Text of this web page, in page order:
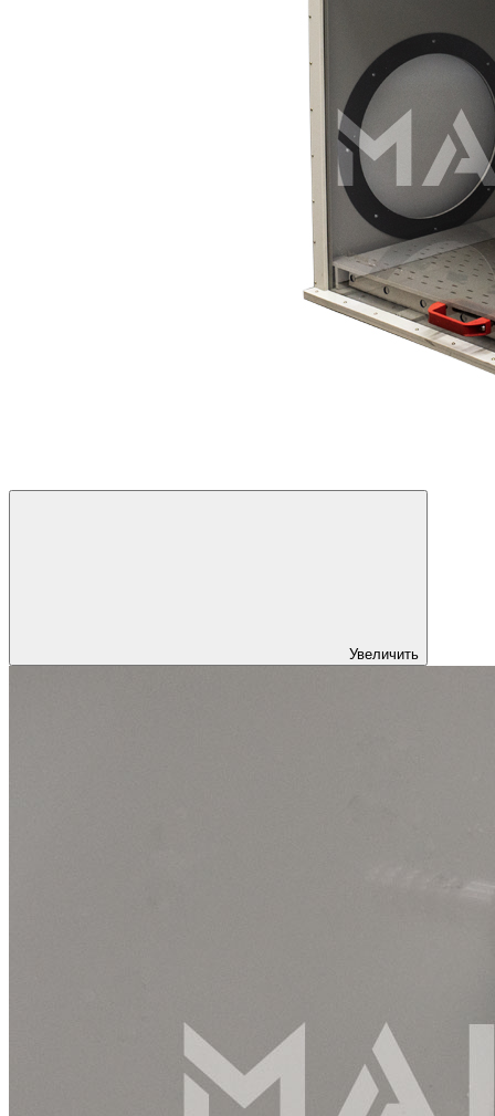
Увеличить